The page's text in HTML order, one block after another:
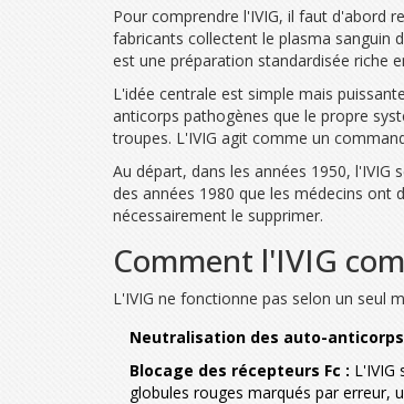
Pour comprendre l'IVIG, il faut d'abord
fabricants collectent le plasma sanguin
est une préparation standardisée riche
L'idée centrale est simple mais
anticorps pathogènes que le propre
troupes. L'IVIG agit comme un
Au départ, dans les années 1950,
des années 1980 que les médecins
nécessairement le supprimer.
Comment l'IVIG
L'IVIG ne fonctionne pas selon un seul
Neutralisation des auto-
Blocage des récepteurs Fc : L'IVIG
globules rouges marqués par erreur,